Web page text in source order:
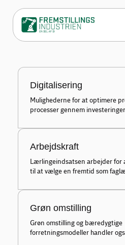
Fremstillingsindustrien
digitalisering, arbejdskraft,
understøtter din
Digitalisering
Mulighederne for at optimere
processer gennem
Arbejdskraft
Lærlingeindsatsen arbejder for
til at vælge en fremtid som
Grøn omstilling
Grøn omstilling og bæredygtige
forretningsmodeller handler